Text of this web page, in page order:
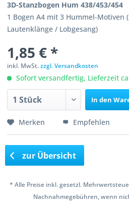
3D-Stanzbogen Hum 438/453/454
1 Bogen A4 mit 3 Hummel-Motiven
Lautenklänge / Lobgesang)
1,85 € *
inkl. MwSt.zzgl. Versandkosten
Sofort versandfertig, Lieferzeit
In den
Merken Empfehlen
zur Übersicht
* Alle Preise inkl. gesetzl.
Nachnahmegebühren, wenn